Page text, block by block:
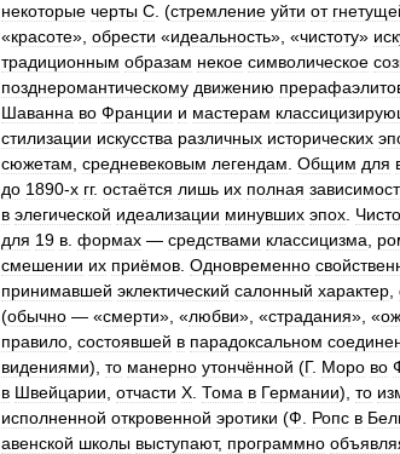
некоторые черты С . (стремление уйти от
«красоте», обрести «идеальность», «чистоту»
традиционным образам некое символическое
позднеромантическому движению
Шаванна во Франции и мастерам
стилизации искусства различных исторических
сюжетам средневековым легендам Общим для
до 1890-х гг. остаётся лишь их полная
в элегической идеализации минувших эпох Чисто
для 19 в формах — средствами классицизма
смешении их приёмов Одновременно
принимавшей эклектический салонный характер
(обычно — «смерти», «любви», «страдания», «
правило состоявшей в парадоксальном
видениями), то манерно утончённой (Г. Моро во
в Швейцарии отчасти Х Тома в Германии), то
исполненной откровенной эротики (Ф Ропс в
авенской школы выступают, программно